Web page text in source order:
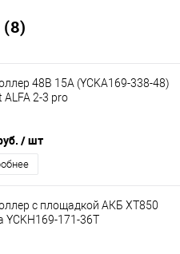
48В 15А (YCKA169-338-48)
ALFA 2-3 pro
/ шт
с площадкой АКБ XT850
YCKH169-171-36T